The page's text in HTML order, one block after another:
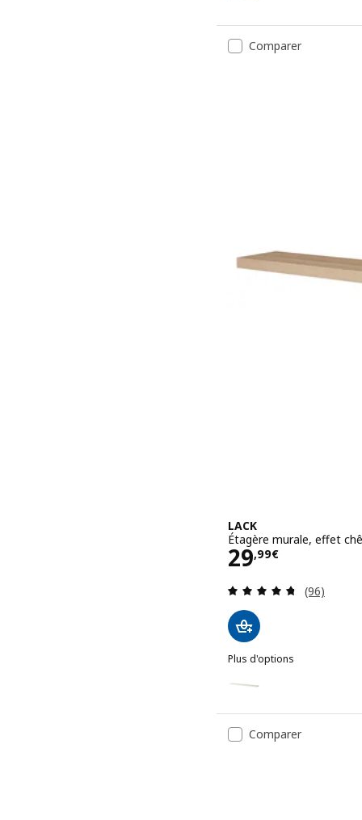
Option : LACK, Étagère
Option : LACK, Étagère
Comparer
LACK
Étagère murale, effet
29,99€
Prix 29,99€
(96)
Plus d'options
Option : LACK, Étagère
Comparer